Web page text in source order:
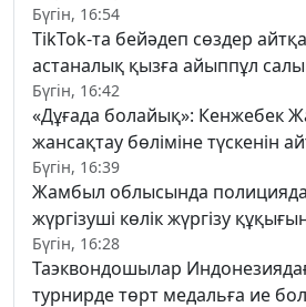
Бүгін, 16:54
TikTok-та бейәдеп сөздер
астаналық қызға айыппұл
Бүгін, 16:42
«Дұғада болайық»: Кенжебек
жансақтау бөліміне түскенін
Бүгін, 16:39
Жамбыл облысында
жүргізуші көлік жүргізу
Бүгін, 16:28
Таэквондошылар
турнирде төрт медальға ие